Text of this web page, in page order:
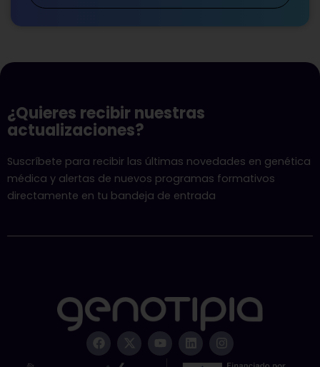
¿Quieres recibir nuestras
actualizaciones?
Suscríbete para recibir las últimas novedades en genética
médica y alertas de nuevos programas formativos
directamente en tu bandeja de entrada
F
a
c
X
-
t
Y
o
u
L
i
n
I
n
s